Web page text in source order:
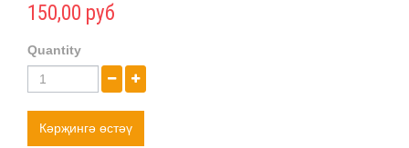
150,00 руб
Quantity
Кәрҗингә өстәү